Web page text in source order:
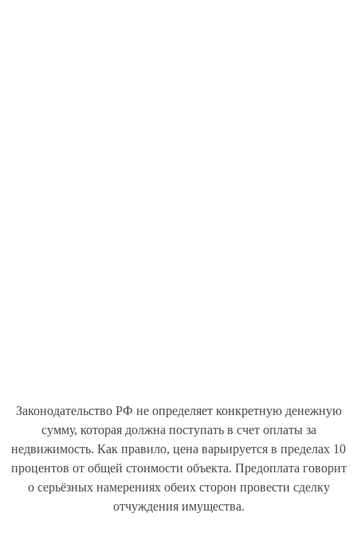
Законодательство РФ не определяет конкретную денежную
сумму, которая должна поступать в счет оплаты за
недвижимость. Как правило, цена варьируется в пределах 10
процентов от общей стоимости объекта. Предоплата говорит
о серьёзных намерениях обеих сторон провести сделку
отчуждения имущества.